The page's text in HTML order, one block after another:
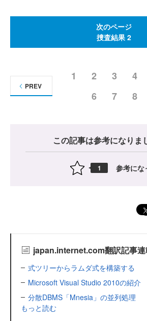
次のページ
捜査結果 2
1 2 3 4
6
7 8
PREV
この記事は参考になりま
1 参考にな
japan.internet.com翻訳記事
式ツリーからラムダ式を構築する
Microsoft Visual Studio 2010の紹介
分散DBMS「Mnesia」の並列処理
もっと読む